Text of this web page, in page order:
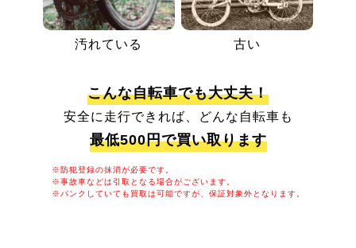
汚れている 古い
こんな自転車でも大丈夫！
安全に走行できれば、どんな自転車も
最低500円で買い取ります
※防犯登録の抹消が必要です。
※事故車などは引取となる場合がございます。
※パンクしていても買取は可能ですが、保証対象外となります。